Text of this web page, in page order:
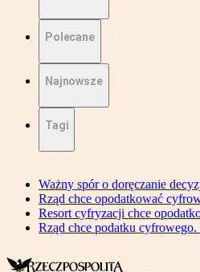
Polecane
Najnowsze
Tagi
Ważny spór o doręczanie
Rząd chce opodatkować
Resort cyfryzacji chce
Rząd chce podatku